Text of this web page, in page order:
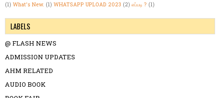
(1) What's New. (1) WHATSAPP UPLOAD 2023 (2) எப்படி ? (1)
LABELS
@ FLASH NEWS
ADMISSION UPDATES
AHM RELATED
AUDIO BOOK